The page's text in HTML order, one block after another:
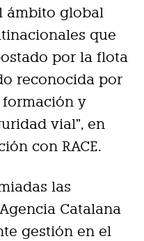
ámbito global
que
por la flota
reconocida por
formación y
vial”, en
con RACE.
las
Catalana
gestión en el